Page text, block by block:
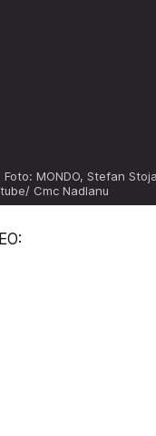
Foto: MONDO, Stefan
Cmc Nadlanu